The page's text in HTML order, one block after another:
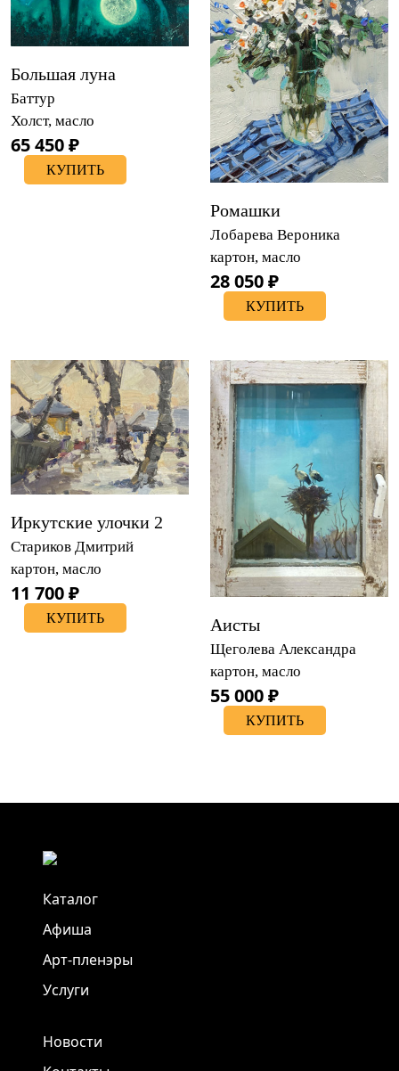
Большая луна
Баттур
Холст, масло
65 450 ₽
КУПИТЬ
Ромашки
Лобарева Вероника
картон, масло
28 050 ₽
КУПИТЬ
Иркутские улочки 2
Стариков Дмитрий
картон, масло
11 700 ₽
КУПИТЬ Аисты
Щеголева Александра
картон, масло
55 000 ₽
КУПИТЬ
Каталог
Афиша
Арт-пленэры
Услуги
Новости